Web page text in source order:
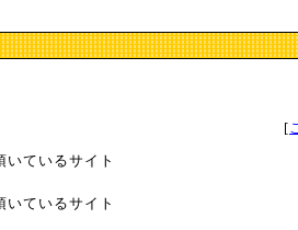
[
ているサイト
ているサイト